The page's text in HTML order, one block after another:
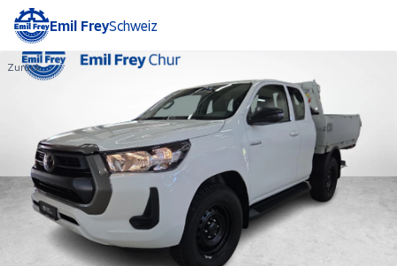
Emil FreySchweiz
Zurück